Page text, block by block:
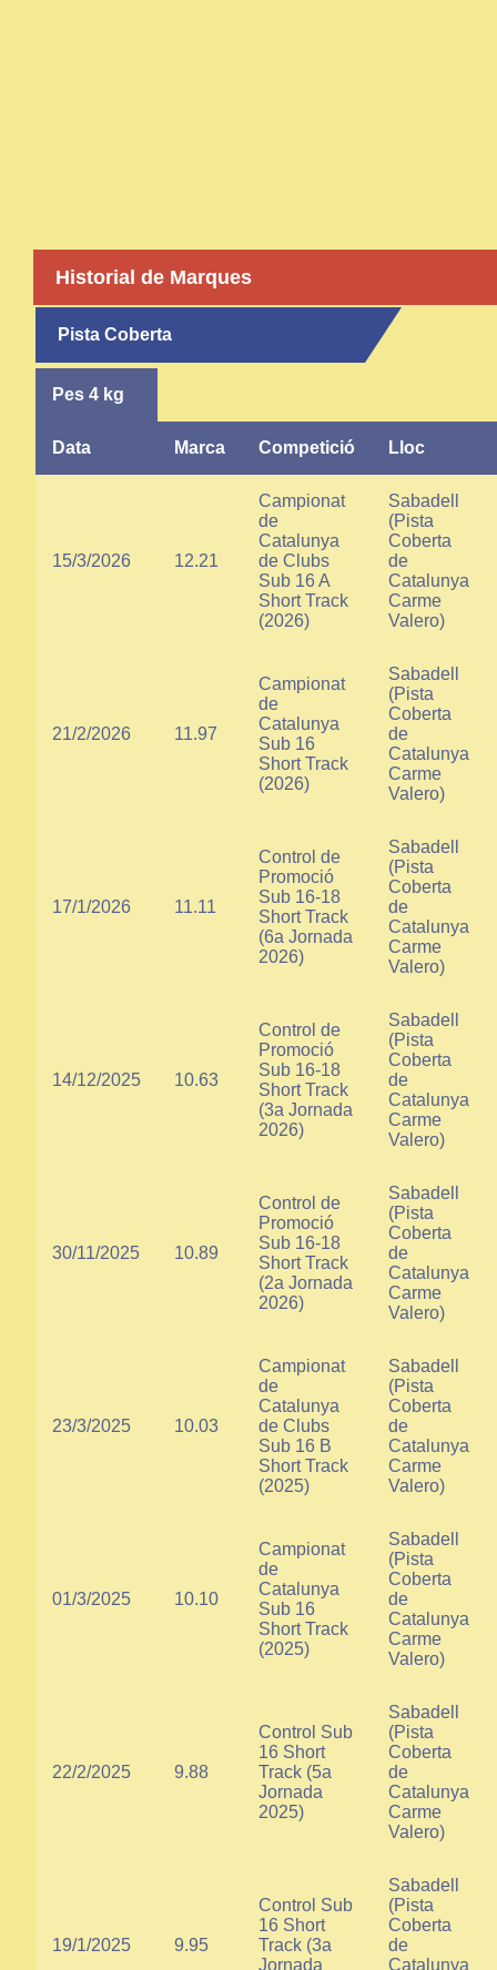
Historial de Marques
Pista Coberta
Pes 4 kg
Data Marca Competició Lloc
15/3/2026 12.21
Campionat
de
Catalunya
de Clubs
Sub 16 A
Short Track
(2026)
Sabadell
(Pista
Coberta
de
Catalunya
Carme
Valero)
21/2/2026 11.97
Campionat
de
Catalunya
Sub 16
Short Track
(2026)
Sabadell
(Pista
Coberta
de
Catalunya
Carme
Valero)
17/1/2026 11.11
Control de
Promoció
Sub 16-18
Short Track
(6a Jornada
2026)
Sabadell
(Pista
Coberta
de
Catalunya
Carme
Valero)
14/12/2025 10.63
Control de
Promoció
Sub 16-18
Short Track
(3a Jornada
2026)
Sabadell
(Pista
Coberta
de
Catalunya
Carme
Valero)
30/11/2025 10.89
Control de
Promoció
Sub 16-18
Short Track
(2a Jornada
2026)
Sabadell
(Pista
Coberta
de
Catalunya
Carme
Valero)
23/3/2025 10.03
Campionat
de
Catalunya
de Clubs
Sub 16 B
Short Track
(2025)
Sabadell
(Pista
Coberta
de
Catalunya
Carme
Valero)
01/3/2025 10.10
Campionat
de
Catalunya
Sub 16
Short Track
(2025)
Sabadell
(Pista
Coberta
de
Catalunya
Carme
Valero)
22/2/2025 9.88
Control Sub
16 Short
Track (5a
Jornada
2025)
Sabadell
(Pista
Coberta
de
Catalunya
Carme
Valero)
19/1/2025 9.95
Control Sub
16 Short
Track (3a
Jornada
Sabadell
(Pista
Coberta
de
Catalunya